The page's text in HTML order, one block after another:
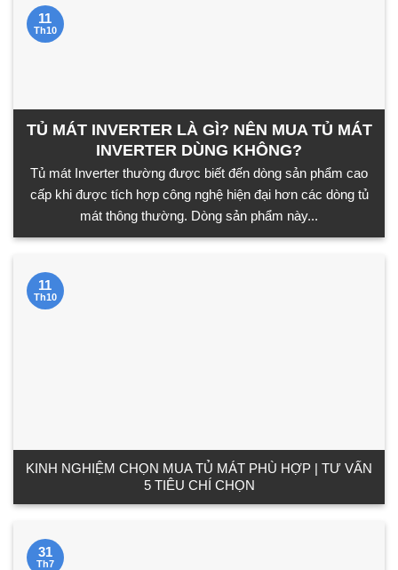
TỦ MÁT INVERTER LÀ GÌ? NÊN MUA TỦ MÁT
INVERTER DÙNG KHÔNG?
Tủ mát Inverter thường được biết đến dòng sản phẩm cao
cấp khi được tích hợp công nghệ hiện đại hơn các dòng tủ
mát thông thường. Dòng sản phẩm này...
11
Th10
KINH NGHIỆM CHỌN MUA TỦ MÁT PHÙ HỢP | TƯ VẤN
5 TIÊU CHÍ CHỌN
11
Th10
31
Th7